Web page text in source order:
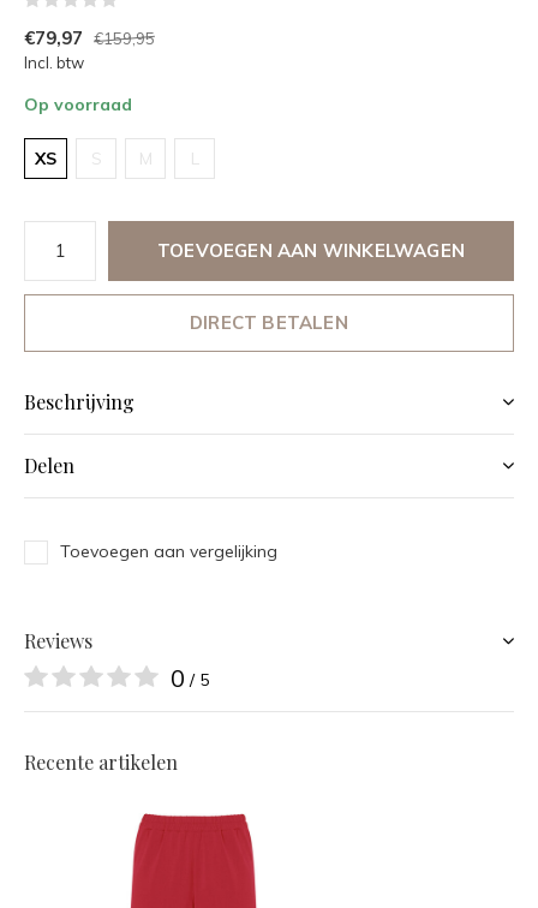
€79,97
€159,95
Incl. btw
Op voorraad
XS S M L
TOEVOEGEN AAN WINKELWAGEN
DIRECT BETALEN
Beschrijving
Delen
Toevoegen aan vergelijking
Reviews
0 / 5
Recente artikelen